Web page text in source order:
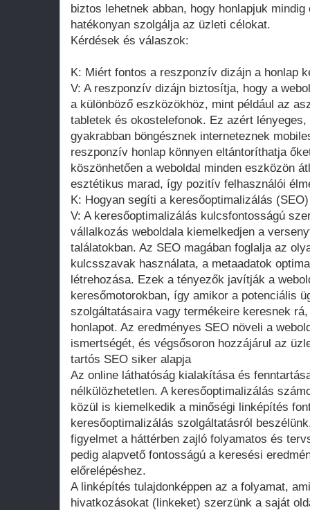
biztos lehetnek abban, hogy honlapjuk
hatékonyan szolgálja az üzleti célokat.
Kérdések és válaszok:
K: Miért fontos a reszponzív dizájn a honlap
V: A reszponzív dizájn biztosítja, hogy a
a különböző eszközökhöz, mint például az
tabletek és okostelefonok. Ez azért
gyakrabban böngésznek interneteznek
reszponzív honlap könnyen eltántoríthatja
köszönhetően a weboldal minden eszközön
esztétikus marad, így pozitív felhasználói
K: Hogyan segíti a keresőoptimalizálás
V: A keresőoptimalizálás kulcsfontosságú
vállalkozás weboldala kiemelkedjen a
találatokban. Az SEO magában foglalja az
kulcsszavak használata, a metaadatok
létrehozása. Ezek a tényezők javítják a
keresőmotorokban, így amikor a potenciális
szolgáltatásaira vagy termékeire keresnek
honlapot. Az eredményes SEO növeli a
ismertségét, és végsősoron hozzájárul az
tartós SEO siker alapja
Az online láthatóság kialakítása és
nélkülözhetetlen. A keresőoptimalizálás
közül is kiemelkedik a minőségi linképítés
keresőoptimalizálás szolgáltatásról
figyelmet a háttérben zajló folyamatos és
pedig alapvető fontosságú a keresési
előrelépéshez.
A linképítés tulajdonképpen az a folyamat,
hivatkozásokat (linkeket) szerzünk a saját